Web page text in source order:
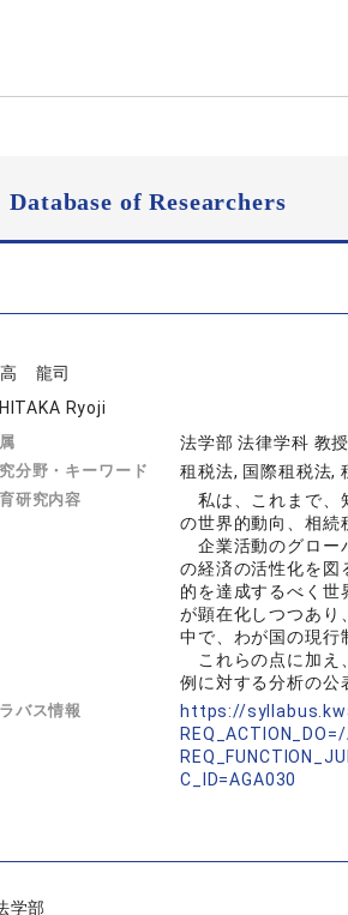
Database of Researchers
龍司
Ryoji
法学部 法律学科 教授
分野・キーワード 租税法, 国際租税法,
研究内容
私は、これまで、
の世界的動向、相続
企業活動のグロー
の経済の活性化を図
的を達成するべく世
が顕在化しつつあり
中で、わが国の現行
これらの点に加え
例に対する分析の公
バス情報
https://
C_ID=AGA030
学部